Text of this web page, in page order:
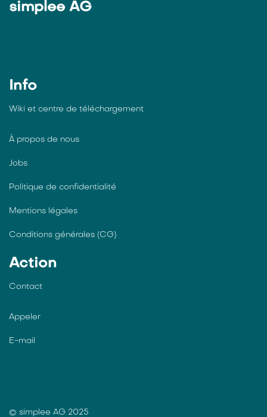
simplee AG
Info
Wiki et centre de téléchargement
À propos de nous
Jobs
Politique de confidentialité
Mentions légales
Conditions générales (CG)
Action
Contact
Appeler
E-mail
© simplee AG 2025